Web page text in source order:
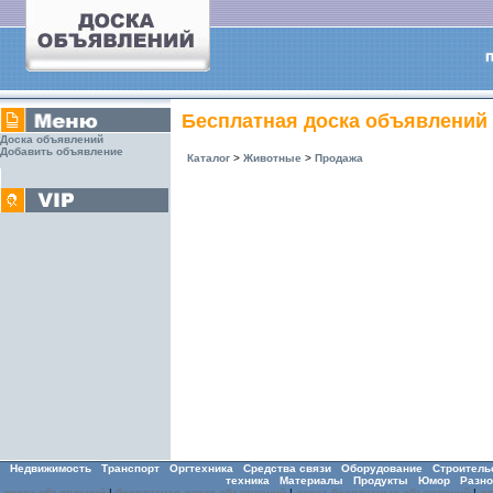
Доска объявлений
Добавить объявление
Бесплатная доска объявлений
Каталог > Животные > Продажа
Недвижимость Транспорт Оргтехника Средства связи Оборудование
техника
Материалы Продукты Юмор